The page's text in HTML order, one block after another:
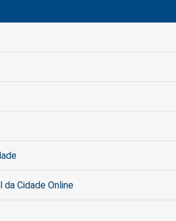
Cidade Online